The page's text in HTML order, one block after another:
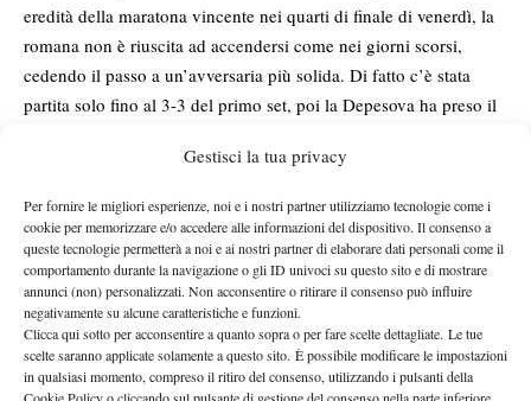
Gestisci la tua privacy
Per fornire le migliori esperienze, noi e i nostri partner utilizziamo tecnologie come i
cookie per memorizzare e/o accedere alle informazioni del dispositivo. Il consenso a
queste tecnologie permetterà a noi e ai nostri partner di elaborare dati personali come il
comportamento durante la navigazione o gli ID univoci su questo sito e di mostrare
annunci (non) personalizzati. Non acconsentire o ritirare il consenso può influire
negativamente su alcune caratteristiche e funzioni.
Clicca qui sotto per acconsentire a quanto sopra o per fare scelte dettagliate. Le tue
scelte saranno applicate solamente a questo sito. È possibile modificare le impostazioni
in qualsiasi momento, compreso il ritiro del consenso, utilizzando i pulsanti della
eredità della maratona vincente nei quarti di finale di venerdì, la
romana non è riuscita ad accendersi come nei giorni scorsi,
cedendo il passo a un’avversaria più solida. Di fatto c’è stata
partita solo fino al 3-3 del primo set, poi la Depesova ha preso il
ha permesso di portarsi avanti per 6-4 4-1 e poi amministrare il
Giambelli e Depesova si contenderanno il successo nel
pomeriggio di domenica, alle ore 15 sul Centrale del Tennis Club
President. A seguire la finale maschile che vedrà impegnati il
mancino spagnolo Tito Chavez, sorpresa della settimana, e il
rumeno Yannick Theodor Alexandrescou, seconda testa di serie
e unico dei favoriti capace di arrivare in fondo a Parma. Nelle